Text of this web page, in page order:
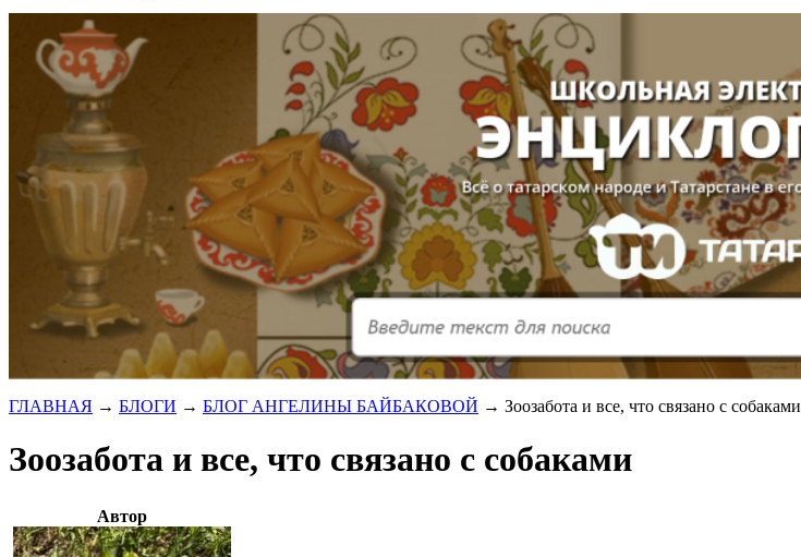
ГЛАВНАЯ → БЛОГИ → БЛОГ АНГЕЛИНЫ БАЙБАКОВОЙ → Зоозабота и все, что связано с собаками
Зоозабота и все, что связано с собаками
Автор